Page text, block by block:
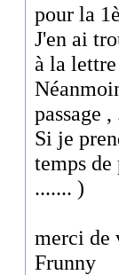
pour la
J'en ai
à la
passage
Si je
temps de
....... )
merci de
Frunny